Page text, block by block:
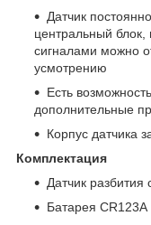
Датчик
центральный
сигналами можно
усмотрению
Есть
дополнительные
Корпус датчика
Комплектация
Датчик разбития
Батарея CR123А